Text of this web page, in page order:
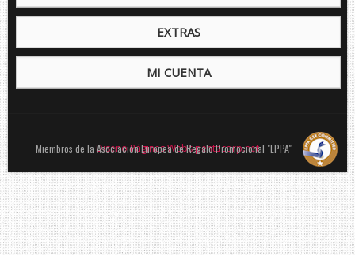
Sets
Pajaritas
Corbatas Lambertti
Corbatas Howards London
Corbatas Marca Blanca
Pañuelos
EXTRAS
MI CUENTA
Diseño Páginas Webs pentacorp.net
Miembros de la Asociación Europea de Regalo Promocional "EPPA"